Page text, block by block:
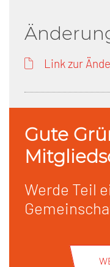
Link zur
Gute
Werde Teil